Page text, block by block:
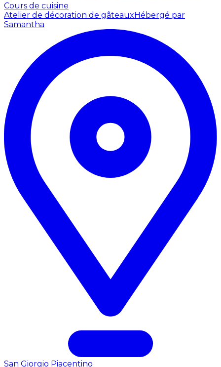
Cours de cuisine
Atelier de décoration de gâteauxHébergé par
Samantha
San Giorgio Piacentino